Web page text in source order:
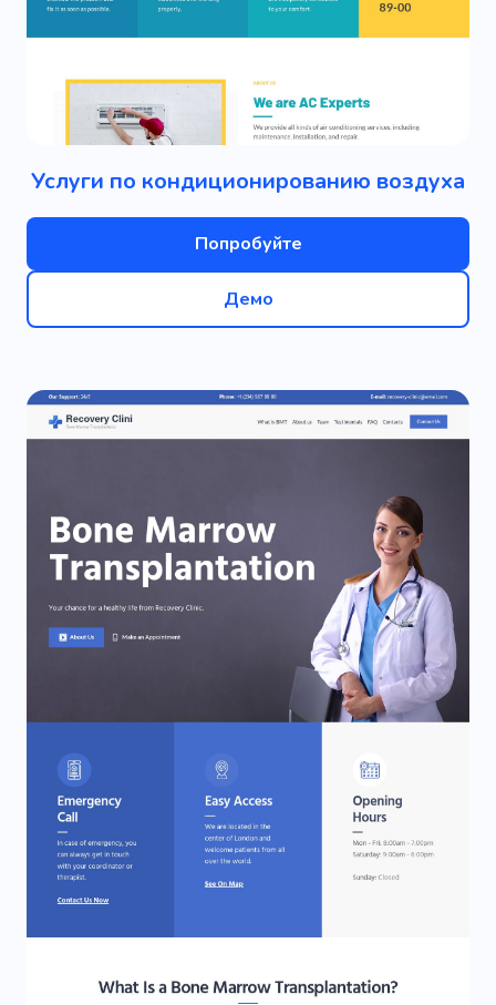
Услуги по кондиционированию воздуха
Попробуйте
Демо